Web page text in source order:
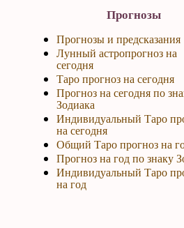
Прогнозы
Прогнозы и предсказания
Лунный астропрогноз на
сегодня
Таро прогноз на сегодня
Прогноз на сегодня по
Зодиака
Индивидуальный Таро
на сегодня
Общий Таро прогноз на
Прогноз на год по знаку
Индивидуальный Таро
на год